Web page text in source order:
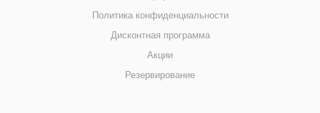
Политика конфиденциальности
Дисконтная программа
Акции
Резервирование